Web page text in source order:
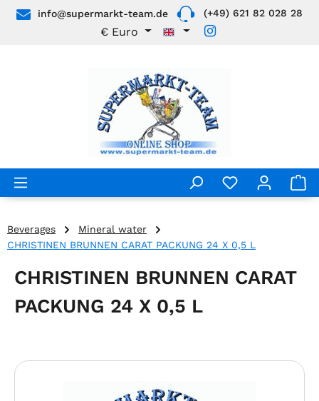
Skip to main content
info@supermarkt-team.de (+49) 621 82 028 28
€ Euro
Beverages
Mineral water
CHRISTINEN BRUNNEN CARAT PACKUNG 24 X 0,5 L
CHRISTINEN BRUNNEN CARAT
PACKUNG 24 X 0,5 L
Skip image gallery